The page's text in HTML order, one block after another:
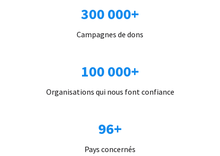
300 000+
Campagnes de dons
100 000+
Organisations qui nous font confiance
96+
Pays concernés